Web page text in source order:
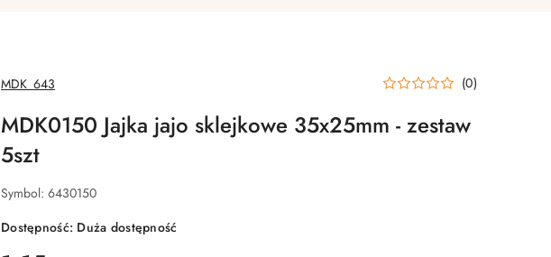
NAZWA
PRODUCENTA:
MDK_643 (0)
MDK0150 Jajka jajo sklejkowe 35x25mm - zestaw
5szt
Symbol: 6430150
Dostępność: Duża dostępność